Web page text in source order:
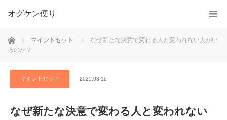
オグケン便り
ホーム マインドセット
なぜ新たな決意で変わる人と変われない人がい
るのか？
マインドセット 2025.03.11
なぜ新たな決意で変わる人と変われない